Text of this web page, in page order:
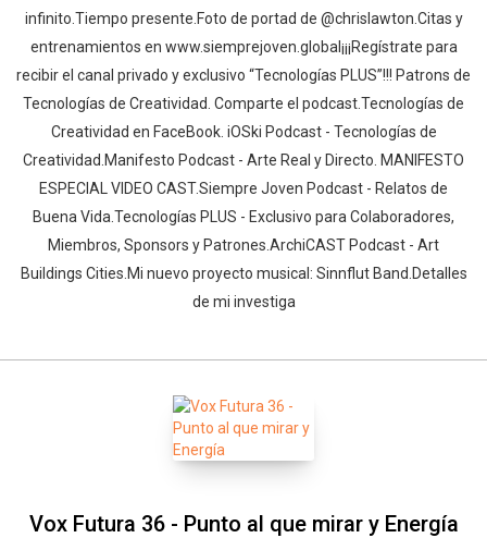
infinito.Tiempo presente.Foto de portad de @chrislawton.Citas y
entrenamientos en www.siemprejoven.global¡¡¡Regístrate para
recibir el canal privado y exclusivo “Tecnologías PLUS”!!! Patrons de
Tecnologías de Creatividad. Comparte el podcast.Tecnologías de
Creatividad en FaceBook. iOSki Podcast - Tecnologías de
Creatividad.Manifesto Podcast - Arte Real y Directo. MANIFESTO
ESPECIAL VIDEO CAST.Siempre Joven Podcast - Relatos de
Buena Vida.Tecnologías PLUS - Exclusivo para Colaboradores,
Miembros, Sponsors y Patrones.ArchiCAST Podcast - Art
Buildings Cities.Mi nuevo proyecto musical: Sinnflut Band.Detalles
de mi investiga
Vox Futura 36 - Punto al que mirar y Energía